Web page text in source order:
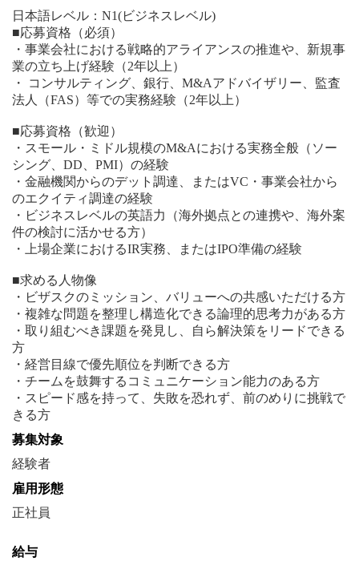
日本語レベル：N1(ビジネスレベル)
■応募資格（必須）
・事業会社における戦略的アライアンスの推進や、新規事
業の立ち上げ経験（2年以上）
・ コンサルティング、銀行、M&Aアドバイザリー、監査
法人（FAS）等での実務経験（2年以上）
■応募資格（歓迎）
・スモール・ミドル規模のM&Aにおける実務全般（ソー
シング、DD、PMI）の経験
・金融機関からのデット調達、またはVC・事業会社から
のエクイティ調達の経験
・ビジネスレベルの英語力（海外拠点との連携や、海外案
件の検討に活かせる方）
・上場企業におけるIR実務、またはIPO準備の経験
■求める人物像
・ビザスクのミッション、バリューへの共感いただける方
・複雑な問題を整理し構造化できる論理的思考力がある方
・取り組むべき課題を発見し、自ら解決策をリードできる
方
・経営目線で優先順位を判断できる方
・チームを鼓舞するコミュニケーション能力のある方
・スピード感を持って、失敗を恐れず、前のめりに挑戦で
募集対象
雇用形態
正社員
給与